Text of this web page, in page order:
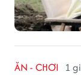
ĂN - CHƠI 1